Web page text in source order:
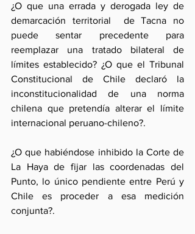
¿O que una errada y derogada ley de
demarcación territorial  de Tacna no
puede sentar precedente para
reemplazar una tratado bilateral de
límites establecido? ¿O que el Tribunal
Constitucional de Chile declaró la
inconstitucionalidad de una norma
chilena que pretendía alterar el límite
internacional peruano-chileno?.
¿O que habiéndose inhibido la Corte de
La Haya de fijar las coordenadas del
Punto, lo único pendiente entre Perú y
Chile es proceder a esa medición
conjunta?.